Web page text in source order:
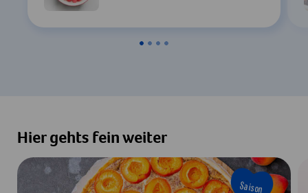
Hier gehts fein weiter
Saison